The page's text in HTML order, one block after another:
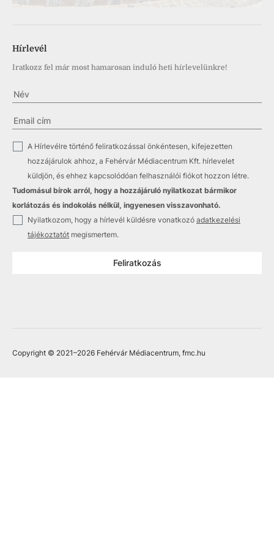
Hírlevél
Iratkozz fel már most hamarosan induló heti hírlevelünkre!
A Hírlevélre történő feliratkozással önkéntesen, kifejezetten
hozzájárulok ahhoz, a Fehérvár Médiacentrum Kft. hírlevelet
küldjön, és ehhez kapcsolódóan felhasználói fiókot hozzon létre.
Tudomásul bírok arról, hogy a hozzájáruló nyilatkozat bármikor
korlátozás és indokolás nélkül, ingyenesen visszavonható.
Nyilatkozom, hogy a hírlevél küldésre vonatkozó adatkezelési
tájékoztatót megismertem.
Feliratkozás
Copyright © 2021–2026 Fehérvár Médiacentrum, fmc.hu